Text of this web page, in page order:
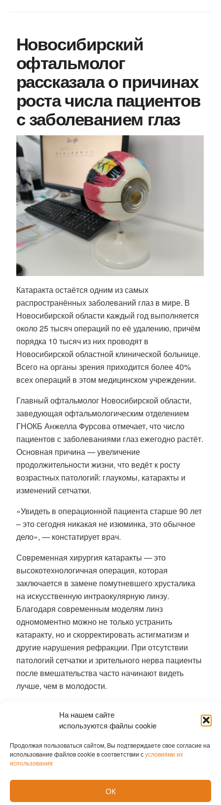
На нашем сайте
используются файлы cookie
Продолжая пользоваться сайтом, Вы подтверждаете свое согласие на
использование файлов cookie в соответствии сусловиями их
использования
ОК
Новосибирский
офтальмолог
рассказала о причинах
роста числа пациентов
с заболеванием глаз
Катаракта остаётся одним из самых
распространённых заболеваний глаз в мире. В
Новосибирской области каждый год выполняется
около 25 тысяч операций по её удалению, причём
порядка 10 тысяч из них проводят в
Новосибирской областной клинической больнице.
Всего на органы зрения приходится более 40%
всех операций в этом медицинском учреждении.
Главный офтальмолог Новосибирской области,
заведующая офтальмологическим отделением
ГНОКБ Анжелла Фурсова отмечает, что число
пациентов с заболеваниями глаз ежегодно растёт.
Основная причина — увеличение
продолжительности жизни, что ведёт к росту
возрастных патологий: глаукомы, катаракты и
изменений сетчатки.
«Увидеть в операционной пациента старше 90 лет
– это сегодня никакая не изюминка, это обычное
дело», — констатирует врач.
Современная хирургия катаракты — это
высокотехнологичная операция, которая
заключается в замене помутневшего хрусталика
на искусственную интраокулярную линзу.
Благодаря современным моделям линз
одномоментно можно не только устранить
катаракту, но и скорректировать астигматизм и
другие нарушения рефракции. При отсутствии
патологий сетчатки и зрительного нерва пациенты
после вмешательства часто начинают видеть
лучше, чем в молодости.
новосибирские хирурги без единого разреза